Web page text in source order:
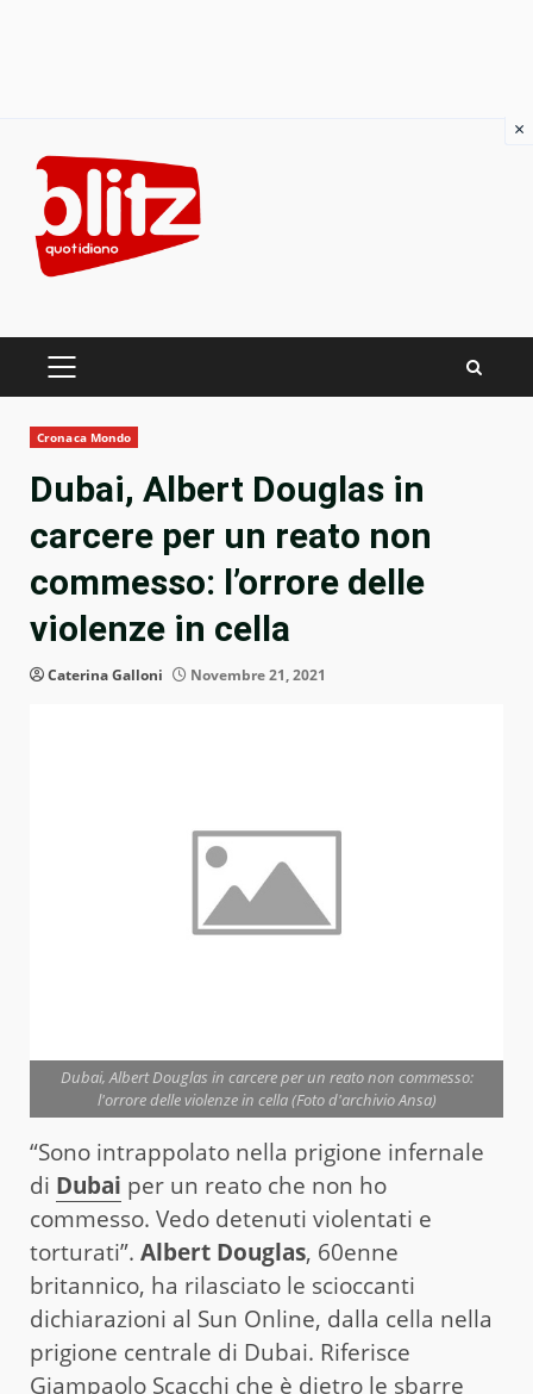
content
PRIMARY
Cronaca Mondo
Dubai, Albert Douglas in
carcere per un reato non
commesso: l’orrore delle
violenze in cella
Caterina Galloni Novembre 21, 2021
Dubai, Albert Douglas in carcere per un reato non commesso:
l'orrore delle violenze in cella (Foto d'archivio Ansa)
“Sono intrappolato nella prigione infernale
di Dubai per un reato che non ho
commesso. Vedo detenuti violentati e
torturati”. Albert Douglas, 60enne
britannico, ha rilasciato le scioccanti
dichiarazioni al Sun Online, dalla cella nella
prigione centrale di Dubai. Riferisce
Giampaolo Scacchi che è dietro le sbarre
×